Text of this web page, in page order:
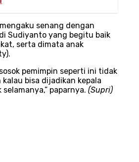
senang dengan
Sudiyanto yang begitu baik
serta dimata anak
pemimpin seperti ini tidak
bisa dijadikan kepala
paparnya. (Supri)